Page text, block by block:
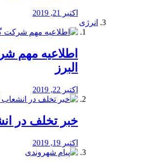
اکتبر 21, 2019
انرژی
️اطلاعیه مهم
البرز
اکتبر 22, 2019
خبر تخلف در
اکتبر 19, 2019